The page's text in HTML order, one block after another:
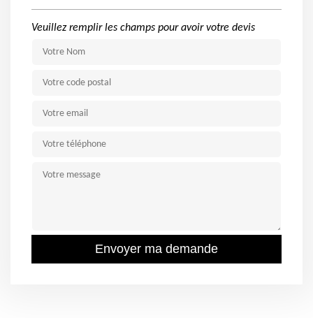
Veuillez remplir les champs pour avoir votre devis